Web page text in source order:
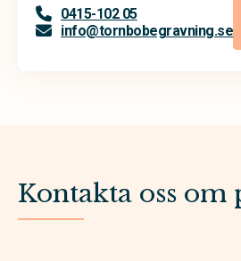
0415-102 05
info@tornbobegravning.se
Kontakta oss